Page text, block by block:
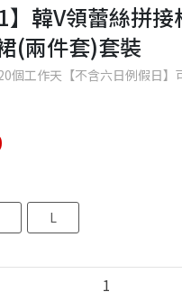
】韓V領蕾絲拼
(兩件套)套裝
個工作天【不含六日例假日】
L